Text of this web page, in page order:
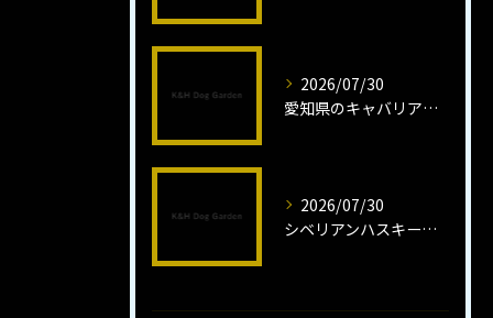
2026/07/30
愛知県のキャバリア子犬の魅力秘話
2026/07/30
シベリアンハスキー子犬の魅力と飼育法